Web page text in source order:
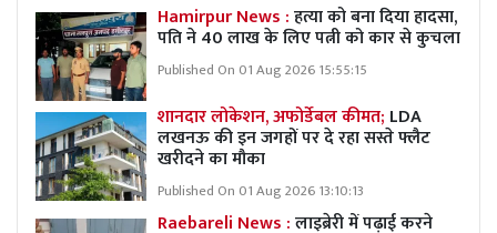
Hamirpur News :हत्या को बना दिया हादसा,
पति ने 40 लाख के लिए पत्नी को कार से कुचला
Published On 01 Aug 2026 15:55:15
शानदार लोकेशन, अफोर्डेबल कीमत; LDA
लखनऊ की इन जगहों पर दे रहा सस्ते फ्लैट
खरीदने का मौका
Published On 01 Aug 2026 13:10:13
Raebareli News :लाइब्रेरी में पढ़ाई करने